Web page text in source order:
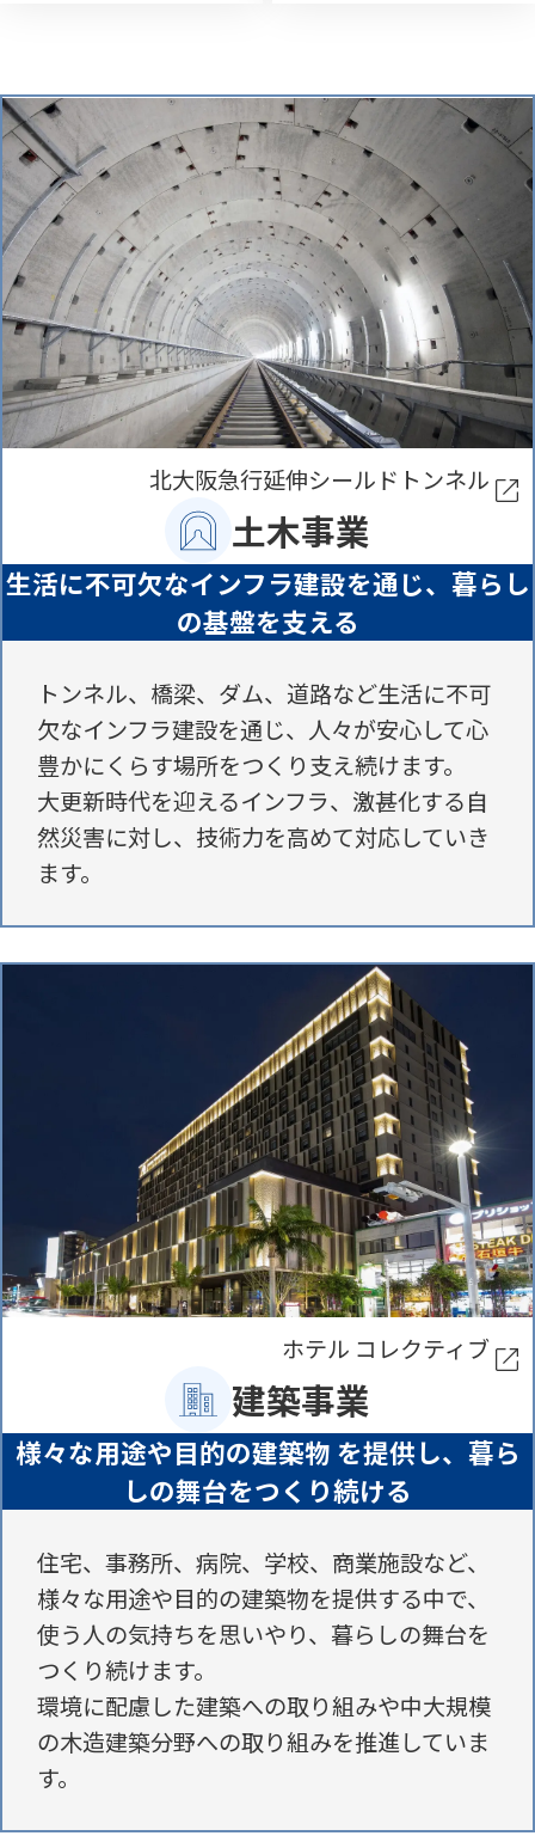
北大阪急行延伸シールドトンネル
土木事業
生活に不可欠なインフラ建設を通じ、 暮らし
の基盤を支える
トンネル、橋梁、ダム、道路など生活に不可
欠なインフラ建設を通じ、人々が安心して心
豊かにくらす場所をつくり支え続けます。
大更新時代を迎えるインフラ、激甚化する自
然災害に対し、 技術力を高めて対応していき
ます。
ホテル コレクティブ
建築事業
様々な用途や目的の建築物 を提供し、 暮ら
しの舞台をつくり続ける
住宅、事務所、病院、学校、商業施設など、
様々な用途や目的の建築物を提供する中で、
使う人の気持ちを思いやり、暮らしの舞台を
つくり続けます。
環境に配慮した建築への取り組みや中大規模
の木造建築分野への取り組みを推進していま
す。